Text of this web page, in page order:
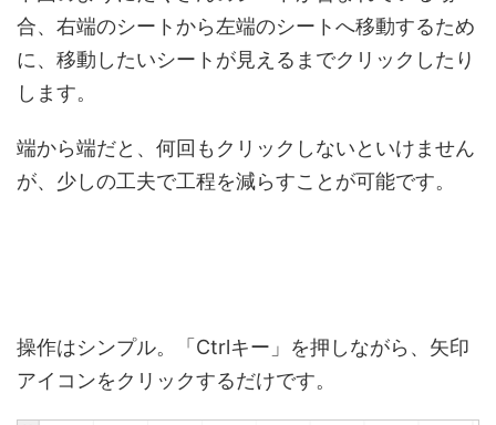
合、右端のシートから左端のシートへ移動するため
に、移動したいシートが見えるまでクリックしたり
します。
端から端だと、何回もクリックしないといけません
が、少しの工夫で工程を減らすことが可能です。
操作はシンプル。「Ctrlキー」を押しながら、矢印
アイコンをクリックするだけです。